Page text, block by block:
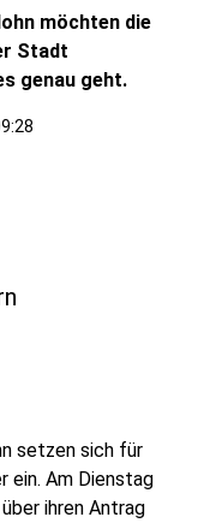
möchten die
Stadt
genau geht.
setzen sich für
ein. Am Dienstag
ihren Antrag